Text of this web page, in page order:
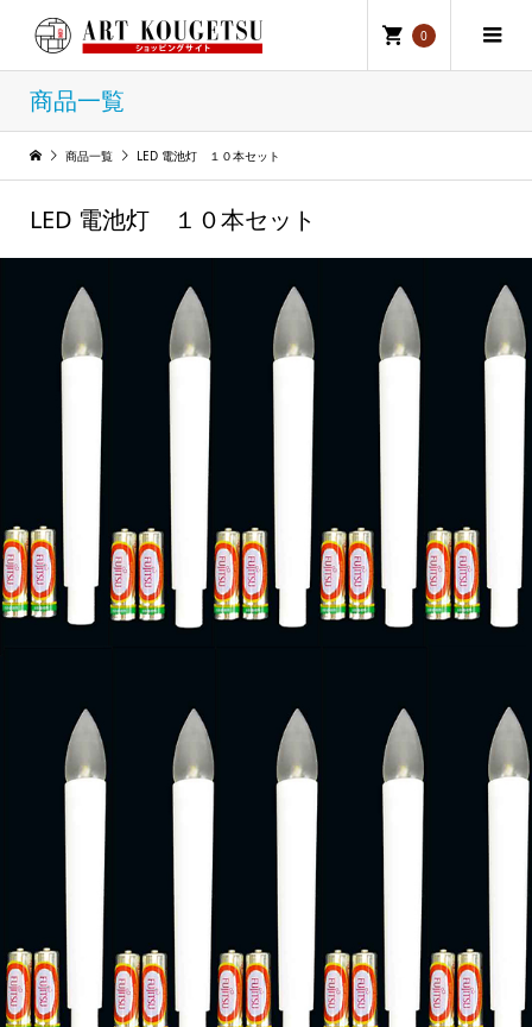
0
商品一覧
商品一覧 LED 電池灯 １０本セット
LED 電池灯 １０本セット